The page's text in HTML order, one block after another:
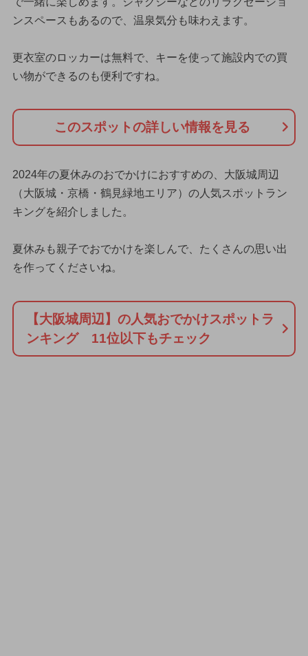
ンスペースもあるので、温泉気分も味わえます。
更衣室のロッカーは無料で、キーを使って施設内での買
い物ができるのも便利ですね。
このスポットの詳しい情報を見る
2024年の夏休みのおでかけにおすすめの、大阪城周辺
（大阪城・京橋・鶴見緑地エリア）の人気スポットラン
キングを紹介しました。
夏休みも親子でおでかけを楽しんで、たくさんの思い出
を作ってくださいね。
【大阪城周辺】の人気おでかけスポットラ
ンキング 11位以下もチェック